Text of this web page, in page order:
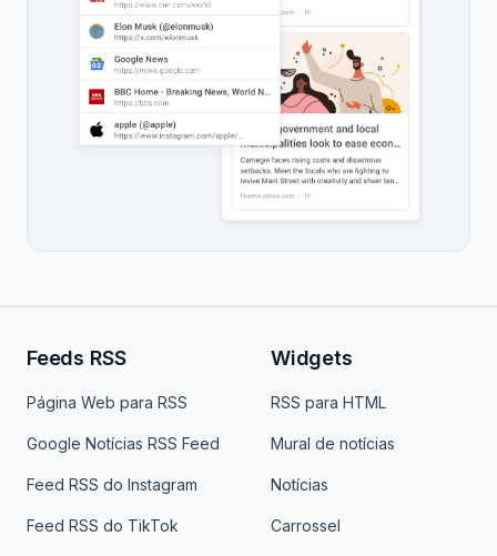
Feeds RSS
Página Web para RSS
Google Notícias RSS Feed
Feed RSS do Instagram
Feed RSS do TikTok
Widgets
RSS para HTML
Mural de notícias
Notícias
Carrossel